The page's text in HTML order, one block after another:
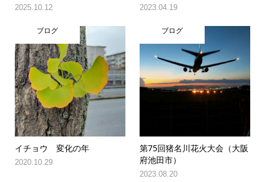
2025.10.12 2023.04.19
ブログ
イチョウ 変化の年
2020.10.29
ブログ
第75回猪名川花火大会（大阪
府池田市）
2023.08.20